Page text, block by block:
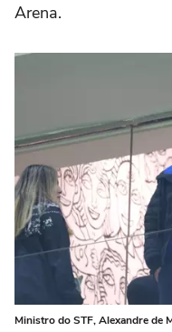
Arena.
Ministro do STF, Alexandre de